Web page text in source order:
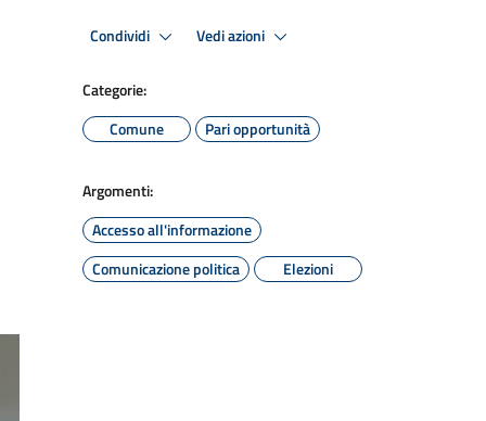
Condividi Vedi azioni
Categorie:
Comune
Pari opportunità
Argomenti:
Accesso all'informazione
Comunicazione politica
Elezioni